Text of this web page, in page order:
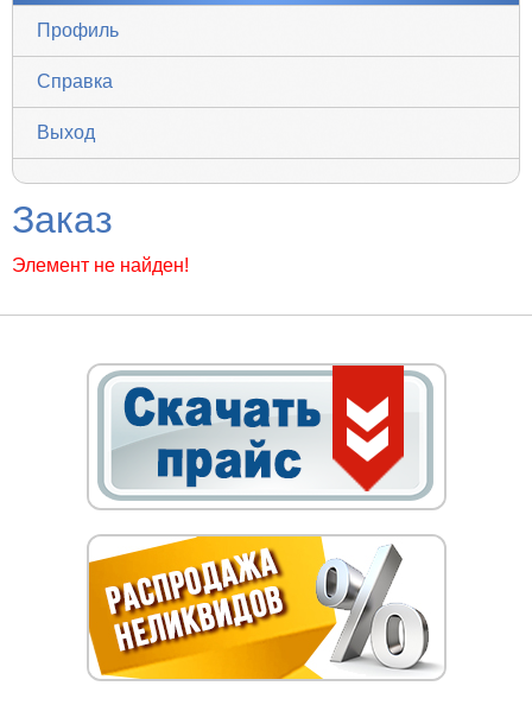
Профиль
Справка
Выход
Заказ
Элемент не найден!